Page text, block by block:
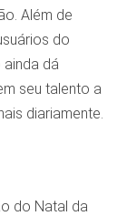
Além de
do
dá
seu talento a
diariamente.
do Natal da